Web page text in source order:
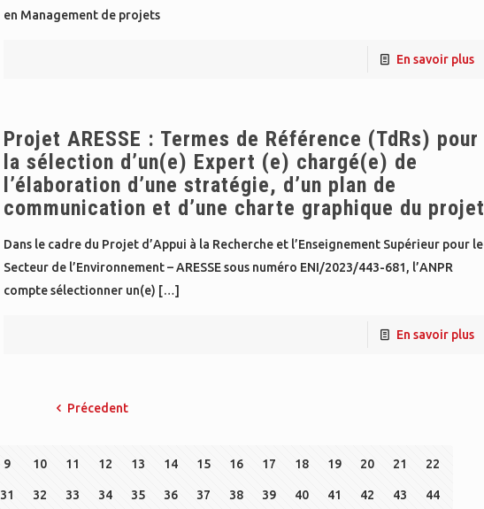
en Management de projets
En savoir plus
Projet ARESSE : Termes de Référence (TdRs) pour
la sélection d’un(e) Expert (e) chargé(e) de
l’élaboration d’une stratégie, d’un plan de
communication et d’une charte graphique du projet
Dans le cadre du Projet d’Appui à la Recherche et l’Enseignement Supérieur pour le
Secteur de l’Environnement – ARESSE sous numéro ENI/2023/443-681, l’ANPR
compte sélectionner un(e) […]
En savoir plus
Précedent
9 10 11 12 13 14 15 16 17 18 19 20 21 22
31 32 33 34 35 36 37 38 39 40 41 42 43 44